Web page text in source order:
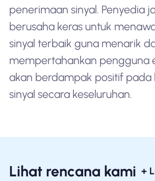
penerimaan sinyal. Penyedia
berusaha keras untuk
sinyal terbaik guna menarik
mempertahankan pengguna
akan berdampak positif pada
sinyal secara keseluruhan.
Lihat rencana kami +